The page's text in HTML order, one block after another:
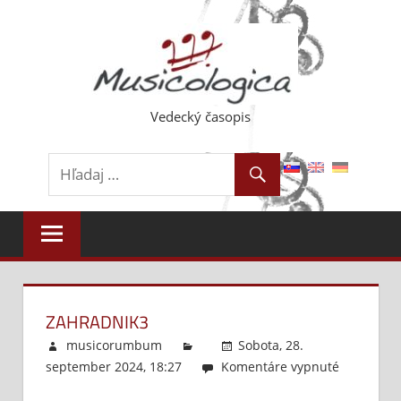
Vedecký časopis
ZAHRADNIK3
musicorumbum
Sobota, 28.
september 2024, 18:27
Komentáre vypnuté